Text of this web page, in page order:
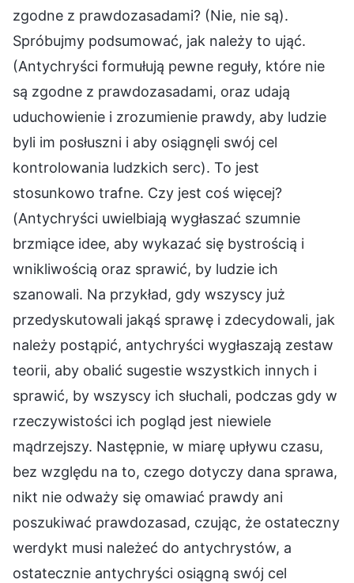
zgodne z prawdozasadami? (Nie, nie są).
Spróbujmy podsumować, jak należy to ująć.
(Antychryści formułują pewne reguły, które nie
są zgodne z prawdozasadami, oraz udają
uduchowienie i zrozumienie prawdy, aby ludzie
byli im posłuszni i aby osiągnęli swój cel
kontrolowania ludzkich serc). To jest
stosunkowo trafne. Czy jest coś więcej?
(Antychryści uwielbiają wygłaszać szumnie
brzmiące idee, aby wykazać się bystrością i
wnikliwością oraz sprawić, by ludzie ich
szanowali. Na przykład, gdy wszyscy już
przedyskutowali jakąś sprawę i zdecydowali, jak
należy postąpić, antychryści wygłaszają zestaw
teorii, aby obalić sugestie wszystkich innych i
sprawić, by wszyscy ich słuchali, podczas gdy w
rzeczywistości ich pogląd jest niewiele
mądrzejszy. Następnie, w miarę upływu czasu,
bez względu na to, czego dotyczy dana sprawa,
nikt nie odważy się omawiać prawdy ani
poszukiwać prawdozasad, czując, że ostateczny
werdykt musi należeć do antychrystów, a
ostatecznie antychryści osiągną swój cel